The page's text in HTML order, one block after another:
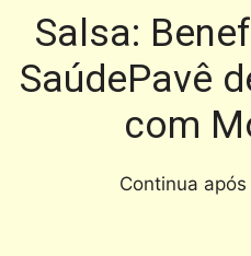
Salsa:
SaúdePavê
com
Continua